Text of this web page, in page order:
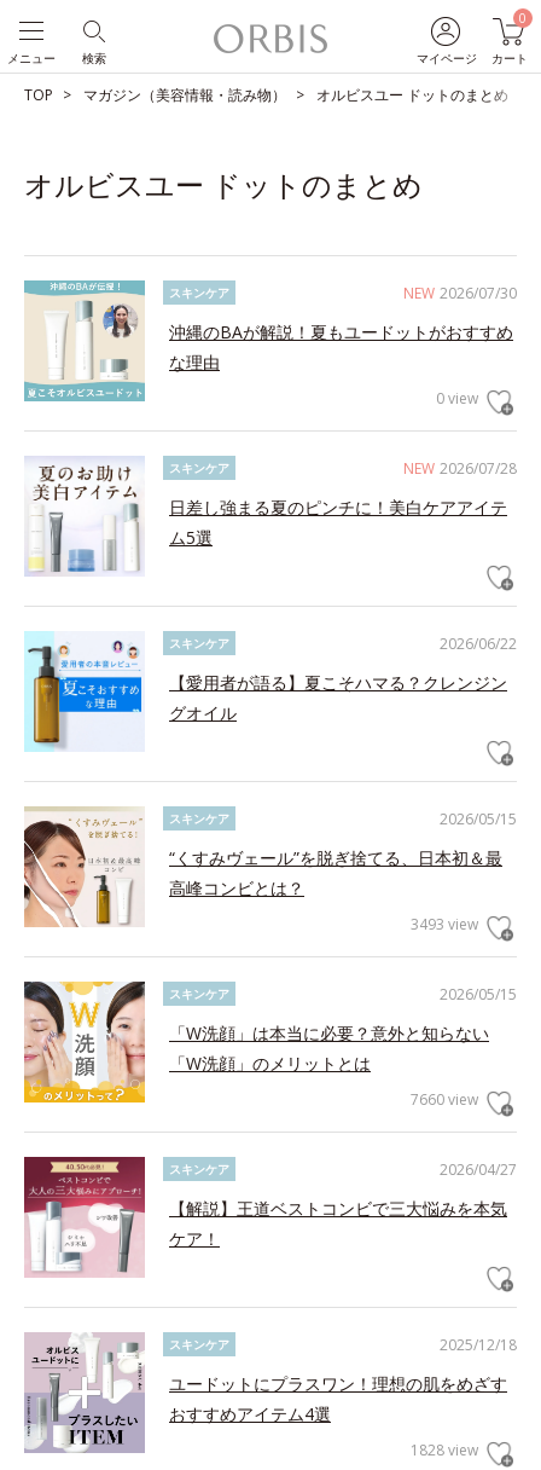
マイページ
0
カート
検索
メニュー
TOP マガジン（美容情報・読み物） オルビスユー ドットのまとめ
オルビスユー ドットのまとめ
NEW 2026/07/30
スキンケア
沖縄のBAが解説！夏もユードットがおすすめ
な理由
0 view
NEW 2026/07/28
スキンケア
日差し強まる夏のピンチに！美白ケアアイテ
ム5選
2026/06/22
スキンケア
【愛用者が語る】夏こそハマる？クレンジン
グオイル
2026/05/15
スキンケア
“くすみヴェール”を脱ぎ捨てる、日本初＆最
高峰コンビとは？
3493 view
2026/05/15
スキンケア
「W洗顔」は本当に必要？意外と知らない
「W洗顔」のメリットとは
7660 view
2026/04/27
スキンケア
【解説】王道ベストコンビで三大悩みを本気
ケア！
2025/12/18
スキンケア
ユードットにプラスワン！理想の肌をめざす
おすすめアイテム4選
1828 view